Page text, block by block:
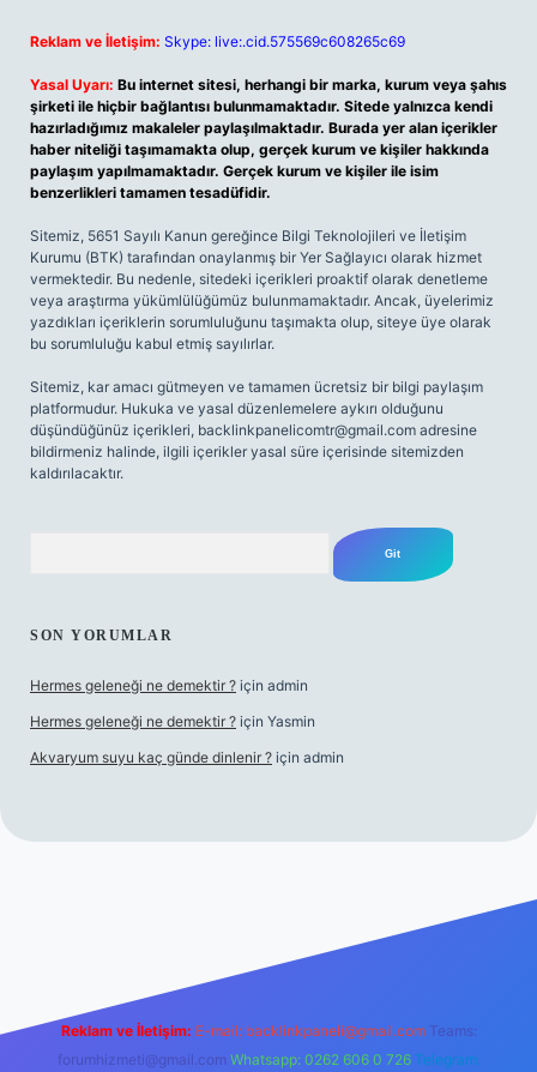
Reklam ve İletişim: Skype: live:.cid.575569c608265c69
Yasal Uyarı: Bu internet sitesi, herhangi bir marka, kurum veya şahıs
şirketi ile hiçbir bağlantısı bulunmamaktadır. Sitede yalnızca kendi
hazırladığımız makaleler paylaşılmaktadır. Burada yer alan içerikler
haber niteliği taşımamakta olup, gerçek kurum ve kişiler hakkında
paylaşım yapılmamaktadır. Gerçek kurum ve kişiler ile isim
benzerlikleri tamamen tesadüfidir.
Sitemiz, 5651 Sayılı Kanun gereğince Bilgi Teknolojileri ve İletişim
Kurumu (BTK) tarafından onaylanmış bir Yer Sağlayıcı olarak hizmet
vermektedir. Bu nedenle, sitedeki içerikleri proaktif olarak denetleme
veya araştırma yükümlülüğümüz bulunmamaktadır. Ancak, üyelerimiz
yazdıkları içeriklerin sorumluluğunu taşımakta olup, siteye üye olarak
bu sorumluluğu kabul etmiş sayılırlar.
Sitemiz, kar amacı gütmeyen ve tamamen ücretsiz bir bilgi paylaşım
platformudur. Hukuka ve yasal düzenlemelere aykırı olduğunu
düşündüğünüz içerikleri, backlinkpanelicomtr@gmail.com adresine
bildirmeniz halinde, ilgili içerikler yasal süre içerisinde sitemizden
kaldırılacaktır.
SON YORUMLAR
Hermes geleneği ne demektir ? için admin
Hermes geleneği ne demektir ? için Yasmin
Akvaryum suyu kaç günde dinlenir ? için admin
Reklam ve İletişim: E-mail: backlinkpaneli@gmail.com Teams:
forumhizmeti@gmail.com Whatsapp: 0262 606 0 726 Telegram: